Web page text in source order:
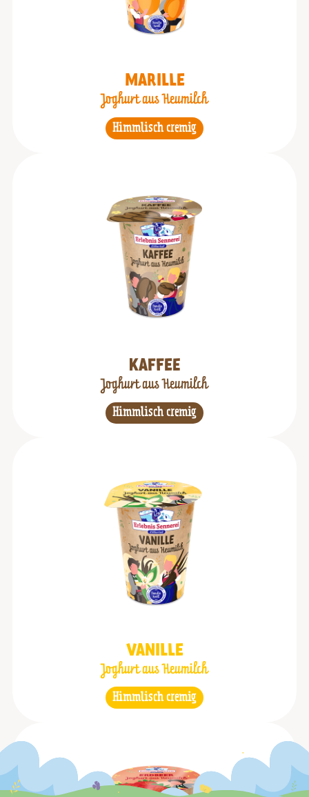
MARILLE
Joghurt aus Heumilch
Himmlisch cremig
KAFFEE
Joghurt aus Heumilch
Himmlisch cremig
VANILLE
Joghurt aus Heumilch
Himmlisch cremig